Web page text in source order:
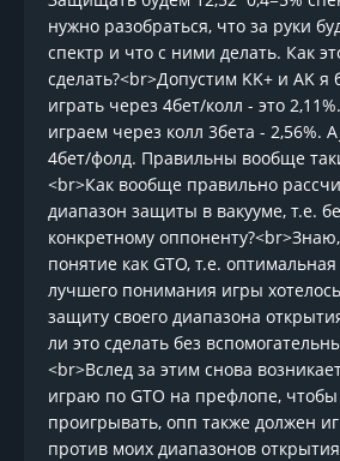
нужно разобраться, что за руки
спектр и что с ними делать. Как
сделать?<br>Допустим KK+ и AK я
играть через 4бет/колл - это
играем через колл 3бета - 2,56%.
4бет/фолд. Правильны вообще
<br>Как вообще правильно
диапазон защиты в вакууме, т.е.
конкретному
понятие как GTO, т.е.
лучшего понимания игры
защиту своего диапазона
ли это сделать без
<br>Вслед за этим снова
играю по GTO на префлопе,
проигрывать, опп также должен
против моих диапазонов